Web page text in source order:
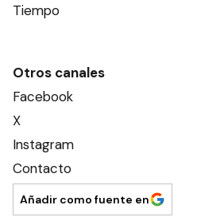
Tiempo
Otros canales
Facebook
X
Instagram
Contacto
Añadir como fuente en